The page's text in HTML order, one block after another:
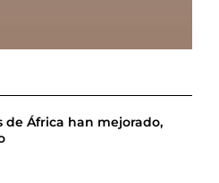
de África han mejorado,